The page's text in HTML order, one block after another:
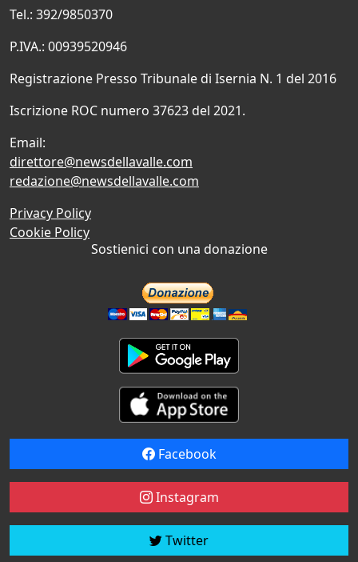
Tel.: 392/9850370
P.IVA.: 00939520946
Registrazione Presso Tribunale di Isernia N. 1 del 2016
Iscrizione ROC numero 37623 del 2021.
Email:
direttore@newsdellavalle.com
redazione@newsdellavalle.com
Privacy Policy
Cookie Policy
Sostienici con una donazione
Facebook
Instagram
Twitter